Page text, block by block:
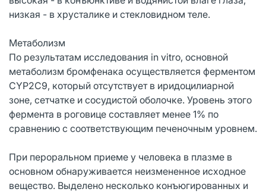
низкая - в хрусталике и стекловидном теле.
Метаболизм
По результатам исследования in vitro, основной
метаболизм бромфенака осуществляется ферментом
CYP2C9, который отсутствует в иридоцилиарной
зоне, сетчатке и сосудистой оболочке. Уровень этого
фермента в роговице составляет менее 1% по
сравнению с соответствующим печеночным уровнем.
При пероральном приеме у человека в плазме в
основном обнаруживается неизмененное исходное
вещество. Выделено несколько конъюгированных и